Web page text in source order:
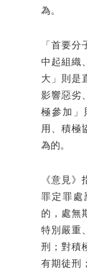
為。
「首要
中起組織
大」則是
影響惡劣
極參加」
用、積極
為的。
《意見
罪定罪處
的，處無
特別嚴重
刑；對積
有期徒刑